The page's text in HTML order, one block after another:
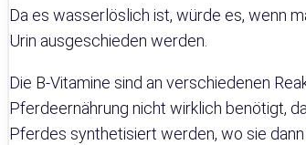
Da es wasserlöslich ist, würde es, wenn
Urin ausgeschieden werden.
Die B-Vitamine sind an verschiedenen
Pferdeernährung nicht wirklich benötigt,
Pferdes synthetisiert werden, wo sie